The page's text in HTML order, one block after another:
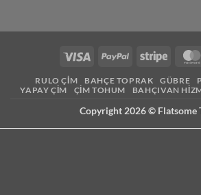
RULO ÇIM BAHÇE TOPRAK GÜBRE
YAPAY ÇIM
ÇIM TOHUM BAHÇIVAN
Copyright 2026 © Flatsome